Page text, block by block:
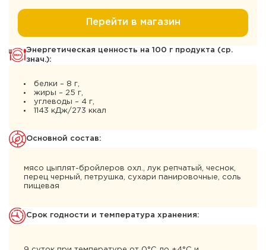
Перейти в магазин
Энергетическая ценность на 100 г продукта (ср.
знач.):
белки – 8 г,
жиры – 25 г,
углеводы – 4 г,
1143 кДж/273 ккал
Основной состав:
мясо цыплят-бройлеров охл., лук репчатый, чеснок,
перец черный, петрушка, сухари панировочные, соль
пищевая
Cрок годности и температура хранения: